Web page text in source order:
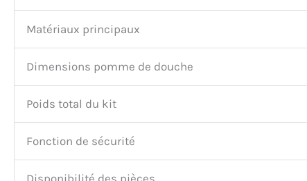
Matériaux principaux
Dimensions pomme de douche
Poids total du kit
Fonction de sécurité